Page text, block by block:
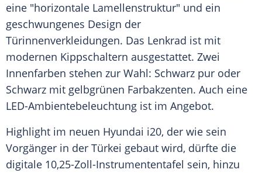
eine "horizontale Lamellenstruktur" und ein
geschwungenes Design der
Türinnenverkleidungen. Das Lenkrad ist mit
modernen Kippschaltern ausgestattet. Zwei
Innenfarben stehen zur Wahl: Schwarz pur oder
Schwarz mit gelbgrünen Farbakzenten. Auch eine
LED-Ambientebeleuchtung ist im Angebot.
Highlight im neuen Hyundai i20, der wie sein
Vorgänger in der Türkei gebaut wird, dürfte die
digitale 10,25-Zoll-Instrumententafel sein, hinzu